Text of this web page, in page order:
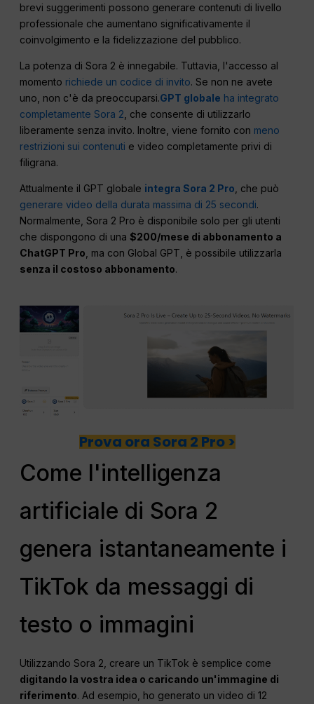
brevi suggerimenti possono generare contenuti di livello
professionale che aumentano significativamente il
coinvolgimento e la fidelizzazione del pubblico.
La potenza di Sora 2 è innegabile. Tuttavia, l'accesso al
momento richiede un codice di invito. Se non ne avete
uno, non c'è da preoccuparsi.GPT globale ha integrato
completamente Sora 2 , che consente di utilizzarlo
liberamente senza invito. Inoltre, viene fornito con meno
restrizioni sui contenuti e video completamente privi di
filigrana.
Attualmente il GPT globale integra Sora 2 Pro, che può
generare video della durata massima di 25 secondi.
Normalmente, Sora 2 Pro è disponibile solo per gli utenti
che dispongono di una$200/mese di abbonamento a
ChatGPT Pro, ma con Global GPT, è possibile utilizzarla
senza il costoso abbonamento.
Prova ora Sora 2 Pro >
Come l'intelligenza
artificiale di Sora 2
genera istantaneamente i
TikTok da messaggi di
testo o immagini
Utilizzando Sora 2, creare un TikTok è semplice come
digitando la vostra idea o caricando un'immagine di
riferimento. Ad esempio, ho generato un video di 12